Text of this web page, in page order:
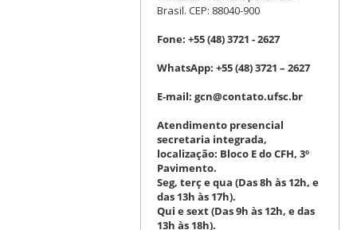
Brasil. CEP: 88040-900
Fone: +55 (48) 3721 - 2627
WhatsApp: +55 (48) 3721 – 2627
E-mail: gcn@contato.ufsc.br
Atendimento presencial
secretaria integrada,
localização: Bloco E do CFH, 3º
Pavimento.
Seg, terç e qua (Das 8h às 12h, e
das 13h às 17h).
Qui e sext (Das 9h às 12h, e das
13h às 18h).